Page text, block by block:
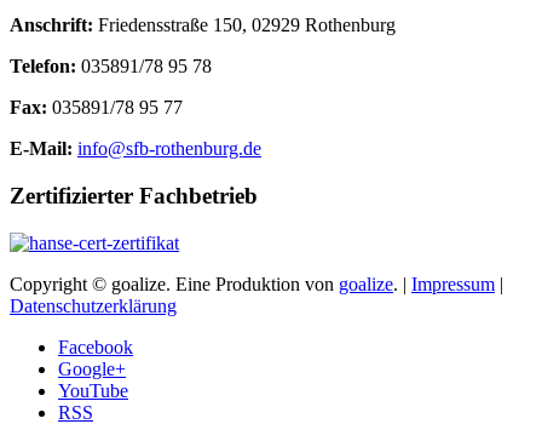
Anschrift: Friedensstraße 150, 02929 Rothenburg
Telefon: 035891/78 95 78
Fax: 035891/78 95 77
E-Mail: info@sfb-rothenburg.de
Zertifizierter Fachbetrieb
Copyright © goalize. Eine Produktion von goalize. | Impressum |
Datenschutzerklärung
Facebook
Google+
YouTube
RSS